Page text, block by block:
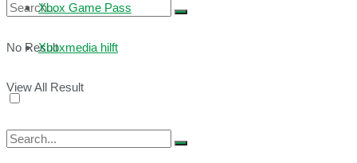
No Result
View All Result
Xbox Game Pass
Xboxmedia hilft